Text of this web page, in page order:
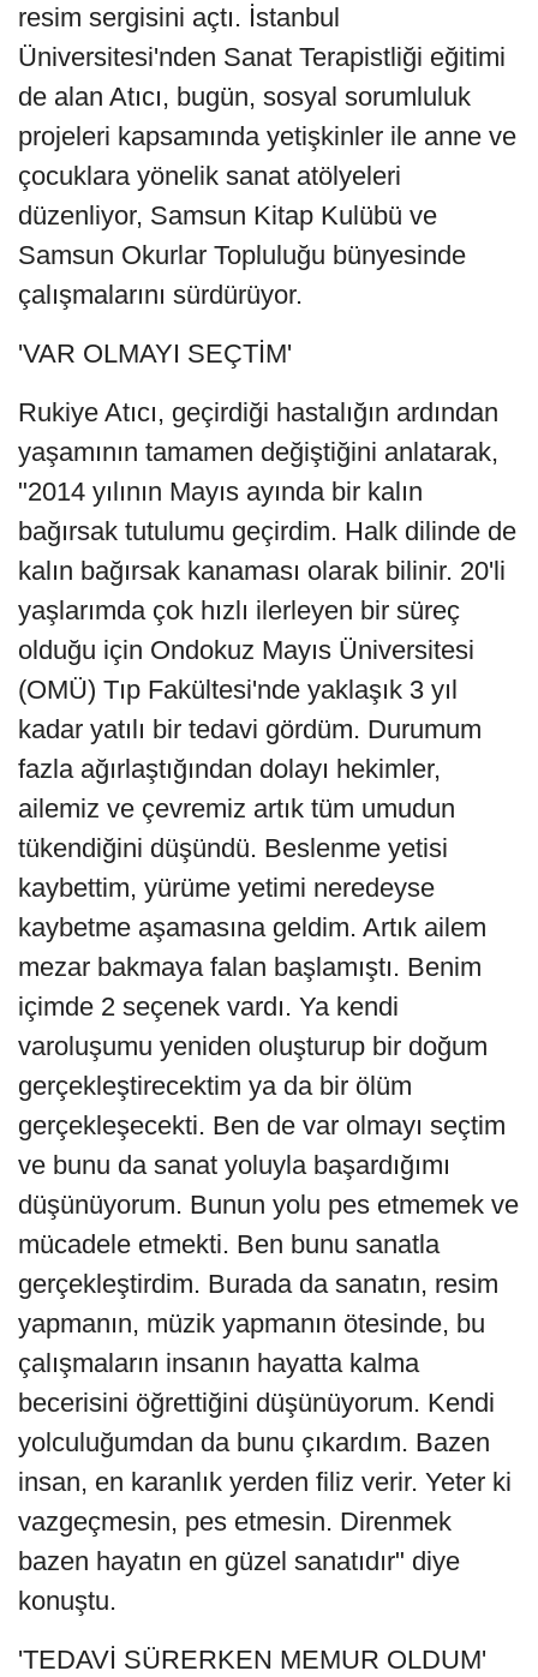
resim sergisini açtı. İstanbul
Üniversitesi'nden Sanat Terapistliği eğitimi
de alan Atıcı, bugün, sosyal sorumluluk
projeleri kapsamında yetişkinler ile anne ve
çocuklara yönelik sanat atölyeleri
düzenliyor, Samsun Kitap Kulübü ve
Samsun Okurlar Topluluğu bünyesinde
çalışmalarını sürdürüyor.
'VAR OLMAYI SEÇTİM'
Rukiye Atıcı, geçirdiği hastalığın ardından
yaşamının tamamen değiştiğini anlatarak,
"2014 yılının Mayıs ayında bir kalın
bağırsak tutulumu geçirdim. Halk dilinde de
kalın bağırsak kanaması olarak bilinir. 20'li
yaşlarımda çok hızlı ilerleyen bir süreç
olduğu için Ondokuz Mayıs Üniversitesi
(OMÜ) Tıp Fakültesi'nde yaklaşık 3 yıl
kadar yatılı bir tedavi gördüm. Durumum
fazla ağırlaştığından dolayı hekimler,
ailemiz ve çevremiz artık tüm umudun
tükendiğini düşündü. Beslenme yetisi
kaybettim, yürüme yetimi neredeyse
kaybetme aşamasına geldim. Artık ailem
mezar bakmaya falan başlamıştı. Benim
içimde 2 seçenek vardı. Ya kendi
varoluşumu yeniden oluşturup bir doğum
gerçekleştirecektim ya da bir ölüm
gerçekleşecekti. Ben de var olmayı seçtim
ve bunu da sanat yoluyla başardığımı
düşünüyorum. Bunun yolu pes etmemek ve
mücadele etmekti. Ben bunu sanatla
gerçekleştirdim. Burada da sanatın, resim
yapmanın, müzik yapmanın ötesinde, bu
çalışmaların insanın hayatta kalma
becerisini öğrettiğini düşünüyorum. Kendi
yolculuğumdan da bunu çıkardım. Bazen
insan, en karanlık yerden filiz verir. Yeter ki
vazgeçmesin, pes etmesin. Direnmek
bazen hayatın en güzel sanatıdır" diye
konuştu.
'TEDAVİ SÜRERKEN MEMUR OLDUM'